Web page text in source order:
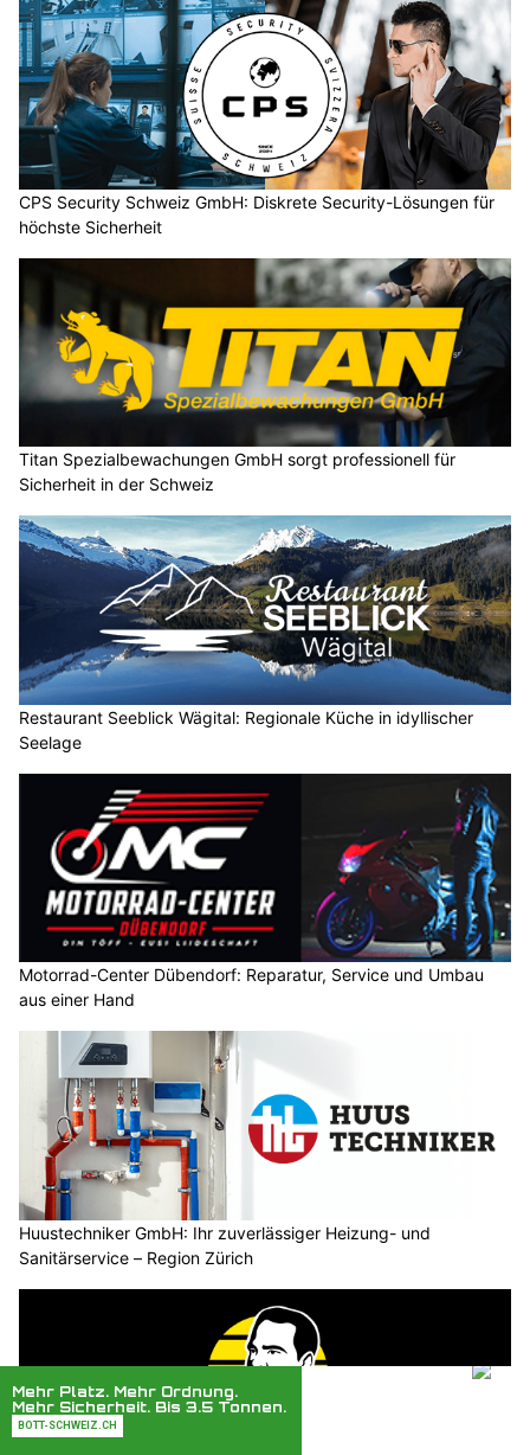
CPS Security Schweiz GmbH: Diskrete Security-Lösungen für
höchste Sicherheit
Titan Spezialbewachungen GmbH sorgt professionell für
Sicherheit in der Schweiz
Restaurant Seeblick Wägital: Regionale Küche in idyllischer
Seelage
Motorrad-Center Dübendorf: Reparatur, Service und Umbau
aus einer Hand
Huustechniker GmbH: Ihr zuverlässiger Heizung- und
Sanitärservice – Region Zürich